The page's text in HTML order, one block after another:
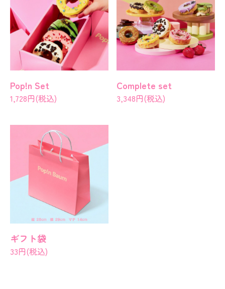
Pop!n Set
1,728円(税込)
Complete set
3,348円(税込)
ギフト袋
33円(税込)